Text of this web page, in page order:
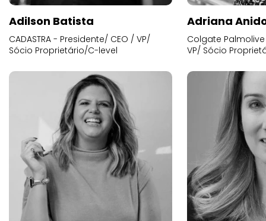
Adilson Batista
CADASTRA - Presidente/ CEO / VP/
Sócio Proprietário/C-level
Adriana
Colgate
VP/ Sócio